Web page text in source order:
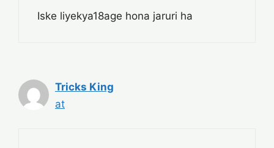
Iske liyekya18age hona jaruri ha
Tricks King
at